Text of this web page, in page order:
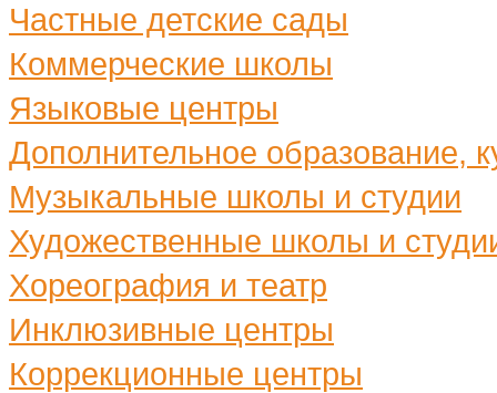
Частные детские сады
Коммерческие школы
Языковые центры
Дополнительное образование,
Музыкальные школы и студии
Художественные школы и
Хореография и театр
Инклюзивные центры
Коррекционные центры